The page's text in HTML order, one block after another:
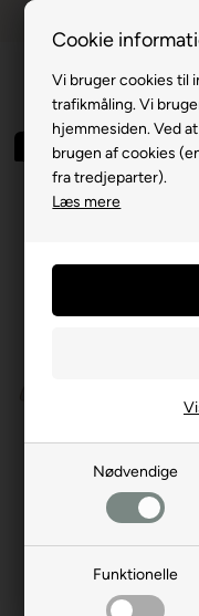
Cookie
Vi bruger cookies til
trafikmåling. Vi
hjemmesiden. Ved
brugen af cookies
fra tredjeparter).
Læs mere
Nødvendige
Funktionelle
Spar 50%